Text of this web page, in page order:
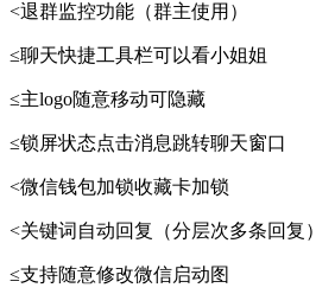
<退群监控功能（群主使用）
≤聊天快捷工具栏可以看小姐姐
≤主logo随意移动可隐藏
≤锁屏状态点击消息跳转聊天窗口
<微信钱包加锁收藏卡加锁
<关键词自动回复（分层次多条回复）
≤支持随意修改微信启动图